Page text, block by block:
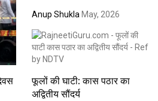
Anup ShuklaMay, 2026
फूलों की घाटी: कास पठार का
अद्वितीय सौंदर्य